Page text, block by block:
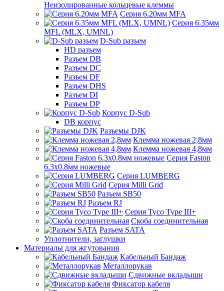
Неизолированные кольцевые клеммы
Серия 6.20мм MFA
Серия 6.35мм
MFL (MLX, UMNL)
D-Sub разъем
HD разъем
Разъем DB
Разъем DC
Разъем DF
Разъем DHS
Разъем DI
Разъем DP
Корпус D-Sub
DB корпус
Разъемы DJK
Клемма ножевая 2,8мм
Клемма ножевая 4,8мм
Серия Faston
6.3х0.8мм ножевые
Серия LUMBERG
Серия Milli Grid
Разъем SB50
Разъем RJ
Серия Tyco Type III+
Скоба соединительная
Разъем SATA
Уплотнители, заглушки
Материалы для жгутования
Кабельный Бандаж
Металлорукав
Сдвижные вкладыши
Фиксатор кабеля